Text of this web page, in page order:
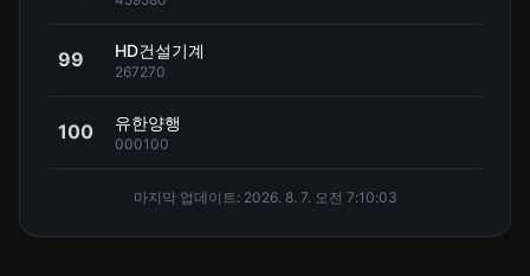
99 HD건설기계
267270
100 유한양행
000100
마지막 업데이트: 2026. 8. 7. 오전 7:10:03